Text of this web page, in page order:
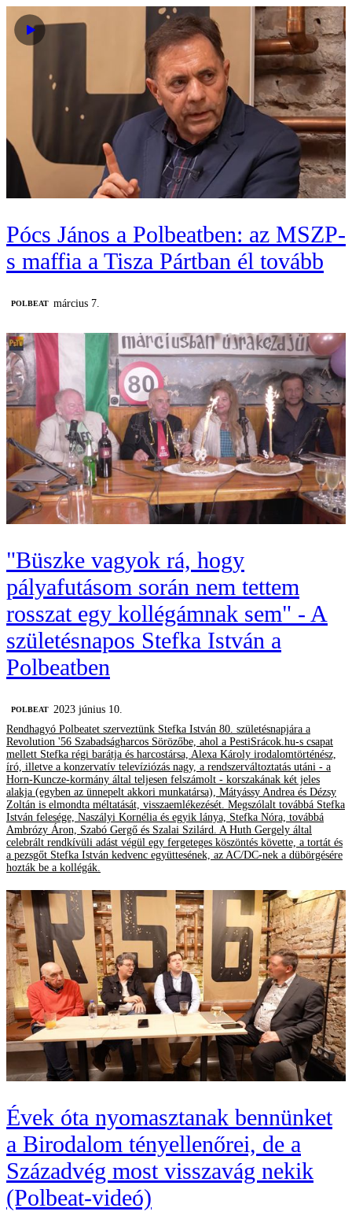
Pócs János a Polbeatben: az MSZP-
s maffia a Tisza Pártban él tovább
‎POLBEAT március 7.
"Büszke vagyok rá, hogy
pályafutásom során nem tettem
rosszat egy kollégámnak sem" - A
születésnapos Stefka István a
Polbeatben
‎POLBEAT
2023 június 10.
Rendhagyó Polbeatet szerveztünk Stefka István 80. születésnapjára a
Revolution '56 Szabadságharcos Sörözőbe, ahol a PestiSrácok.hu-s csapat
mellett Stefka régi barátja és harcostársa, Alexa Károly irodalomtörténész,
író, illetve a konzervatív televíziózás nagy, a rendszerváltoztatás utáni - a
Horn-Kuncze-kormány által teljesen felszámolt - korszakának két jeles
alakja (egyben az ünnepelt akkori munkatársa), Mátyássy Andrea és Dézsy
Zoltán is elmondta méltatását, visszaemlékezését. Megszólalt továbbá Stefka
István felesége, Naszályi Kornélia és egyik lánya, Stefka Nóra, továbbá
Ambrózy Áron, Szabó Gergő és Szalai Szilárd. A Huth Gergely által
celebrált rendkívüli adást végül egy fergeteges köszöntés követte, a tortát és
a pezsgőt Stefka István kedvenc együttesének, az AC/DC-nek a dübörgésére
hozták be a kollégák.
Évek óta nyomasztanak bennünket
a Birodalom tényellenőrei, de a
Századvég most visszavág nekik
(Polbeat-videó)